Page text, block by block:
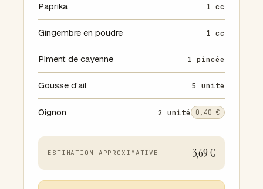
Paprika 1 cc
Gingembre en poudre 1 cc
Piment de cayenne 1 pincée
Gousse d'ail 5 unité
Oignon 2 unité 0,40 €
ESTIMATION APPROXIMATIVE 3,69 €